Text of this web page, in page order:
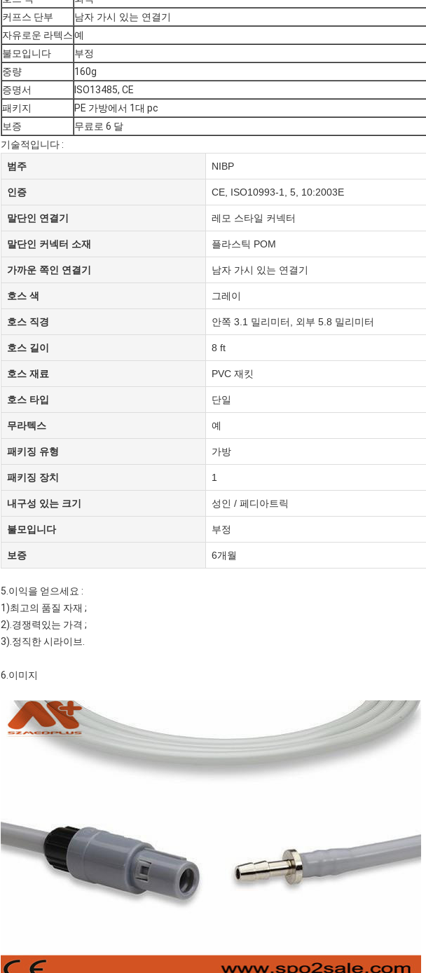
커프스 단부
남자 가시 있는 연결기
자유로운 라텍스예
불모입니다
부정
중량
160g
증명서
ISO13485, CE
패키지
PE 가방에서 1대 pc
보증
무료로 6 달
기술적입니다 :
범주
NIBP
인증 CE, ISO10993-1, 5, 10:2003E
말단인 연결기 레모 스타일 커넥터
말단인 커넥터 소재 플라스틱 POM
가까운 쪽인 연결기 남자 가시 있는 연결기
호스 색 그레이
호스 직경 안쪽 3.1 밀리미터, 외부 5.8 밀리미터
호스 길이 8 ft
호스 재료 PVC 재킷
호스 타입 단일
무라텍스 예
패키징 유형 가방
패키징 장치 1
내구성 있는 크기 성인 / 페디아트릭
불모입니다 부정
보증 6개월
5.이익을 얻으세요 :
1)최고의 품질 자재 ;
2).경쟁력있는 가격 ;
3).정직한 시라이브.
6.이미지